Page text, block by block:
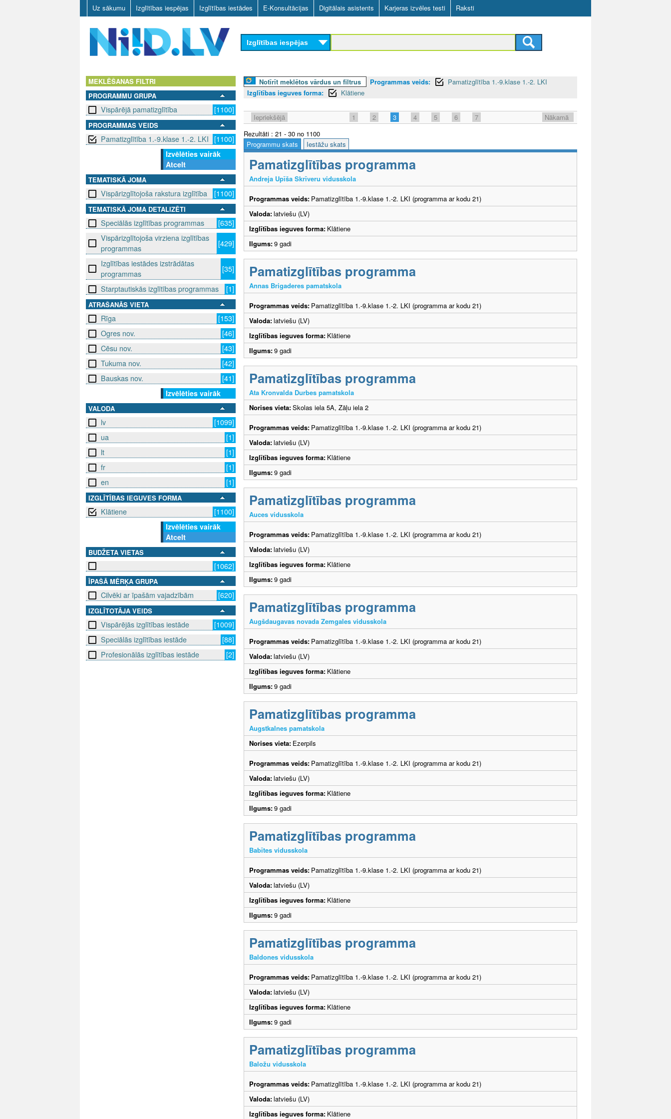
Skip
to
main
content
Uz sākumu Izglītības iespējas Izglītības iestādes E-Konsultācijas Digitālais asistents Karjeras izvēles testi Raksti
D
V
Izglītības iespējas
MEKLĒŠANAS FILTRI
PROGRAMMU GRUPA
Vispārējā pamatizglītība [1100]
PROGRAMMAS VEIDS
Pamatizglītība 1.-9.klase 1.-2. LKI
[1100]
Izvēlēties vairāk
Atcelt
TEMATISKĀ JOMA
Vispārizglītojoša rakstura izglītība [1100]
TEMATISKĀ JOMA DETALIZĒTI
Speciālās izglītības programmas
[635]
Vispārizglītojoša virziena izglītības
programmas
[429]
Izglītības iestādes izstrādātas
programmas
[35]
Starptautiskās izglītības programmas
[1]
ATRAŠANĀS VIETA
Rīga
[153]
Ogres nov.
[46]
Cēsu nov.
[43]
Tukuma nov.
[42]
Bauskas nov.
[41]
Izvēlēties vairāk
VALODA
lv
[1099]
ua
[1]
lt
[1]
fr
[1]
en
[1]
IZGLĪTĪBAS IEGUVES FORMA
Klātiene
[1100]
Izvēlēties vairāk
Atcelt
BUDŽETA VIETAS
[1062]
ĪPAŠĀ MĒRĶA GRUPA
Cilvēki ar īpašām vajadzībām [620]
IZGLĪTOTĀJA VEIDS
Vispārējās izglītības iestāde
[1009]
Speciālās izglītības iestāde
[88]
Profesionālās izglītības iestāde
[2]
Notīrīt meklētos vārdus un filtrus Programmas veids:
Pamatizglītība 1.-9.klase 1.-2. LKI
Izglītības ieguves forma:
Klātiene
Iepriekšējā 1 2 3 4 5 6 7
Nākamā
Rezultāti : 21 - 30 no 1100
Programmu skats
Iestāžu skats
Pamatizglītības programma
Andreja Upīša Skrīveru vidusskola
Programmas veids: Pamatizglītība 1.-9.klase 1.-2. LKI (programma ar kodu 21)
Valoda:latviešu (LV)
Izglītības ieguves forma: Klātiene
Ilgums:9 gadi
Pamatizglītības programma
Annas Brigaderes pamatskola
Programmas veids: Pamatizglītība 1.-9.klase 1.-2. LKI (programma ar kodu 21)
Valoda:latviešu (LV)
Izglītības ieguves forma: Klātiene
Ilgums:9 gadi
Pamatizglītības programma
Ata Kronvalda Durbes pamatskola
Norises vieta:Skolas iela 5A, Zāļu iela 2
Programmas veids: Pamatizglītība 1.-9.klase 1.-2. LKI (programma ar kodu 21)
Valoda:latviešu (LV)
Izglītības ieguves forma: Klātiene
Ilgums:9 gadi
Pamatizglītības programma
Auces vidusskola
Programmas veids: Pamatizglītība 1.-9.klase 1.-2. LKI (programma ar kodu 21)
Valoda:latviešu (LV)
Izglītības ieguves forma: Klātiene
Ilgums:9 gadi
Pamatizglītības programma
Augšdaugavas novada Zemgales vidusskola
Programmas veids: Pamatizglītība 1.-9.klase 1.-2. LKI (programma ar kodu 21)
Valoda:latviešu (LV)
Izglītības ieguves forma: Klātiene
Ilgums:9 gadi
Pamatizglītības programma
Augstkalnes pamatskola
Norises vieta: Ezerpils
Programmas veids: Pamatizglītība 1.-9.klase 1.-2. LKI (programma ar kodu 21)
Valoda:latviešu (LV)
Izglītības ieguves forma: Klātiene
Ilgums:9 gadi
Pamatizglītības programma
Babītes vidusskola
Programmas veids: Pamatizglītība 1.-9.klase 1.-2. LKI (programma ar kodu 21)
Valoda:latviešu (LV)
Izglītības ieguves forma: Klātiene
Ilgums:9 gadi
Pamatizglītības programma
Baldones vidusskola
Programmas veids: Pamatizglītība 1.-9.klase 1.-2. LKI (programma ar kodu 21)
Valoda:latviešu (LV)
Izglītības ieguves forma: Klātiene
Ilgums:9 gadi
Pamatizglītības programma
Baložu vidusskola
Programmas veids: Pamatizglītība 1.-9.klase 1.-2. LKI (programma ar kodu 21)
Valoda:latviešu (LV)
Izglītības ieguves forma: Klātiene